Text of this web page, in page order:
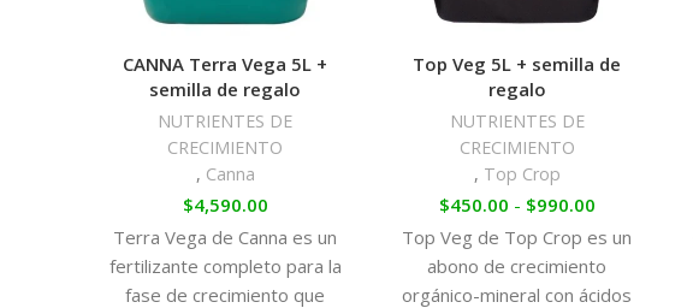
CANNA Terra Vega 5L +
semilla de regalo
NUTRIENTES DE
CRECIMIENTO
, Canna
$4,590.00
Terra Vega de Canna es un
fertilizante completo para la
fase de crecimiento que
Top Veg 5L + semilla de
regalo
NUTRIENTES DE
CRECIMIENTO
, Top Crop
$450.00 - $990.00
Top Veg de Top Crop es un
abono de crecimiento
orgánico-mineral con ácidos